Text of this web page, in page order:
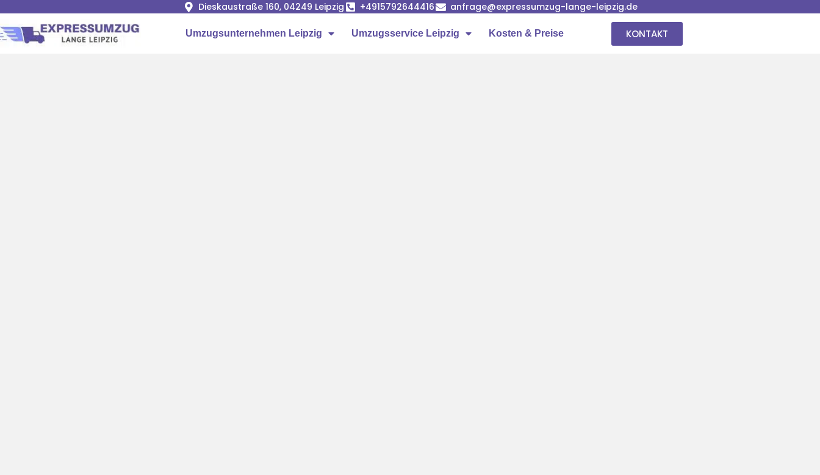
Dieskaustraße 160, 04249 Leipzig +4915792644416 anfrage@expressumzug-lange-leipzig.de
Umzugsunternehmen Leipzig Umzugsservice Leipzig Kosten & Preise KONTAKT